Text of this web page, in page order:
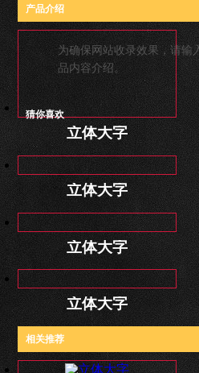
产品介绍
为确保网站收录效果，请输
品内容介绍。
猜你喜欢
立体大字
立体大字
立体大字
立体大字
相关推荐